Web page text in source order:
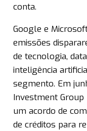
conta.
Google e
emissões
de tecnologia,
inteligência
segmento. Em
Investment
um acordo de
de créditos para